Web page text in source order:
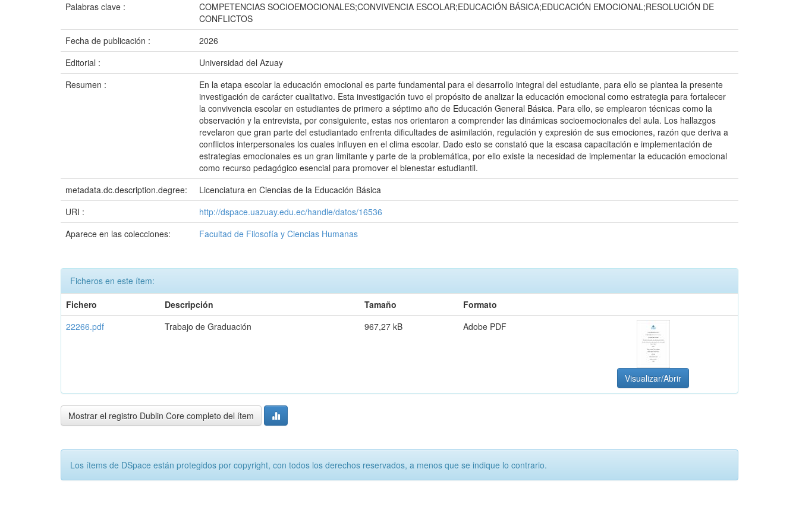
Palabras clave :
COMPETENCIAS SOCIOEMOCIONALES;CONVIVENCIA ESCOLAR;EDUCACIÓN BÁSICA;EDUCACIÓN EMOCIONAL;RESOLUCIÓN DE
CONFLICTOS
Fecha de publicación :
2026
Editorial :
Universidad del Azuay
Resumen :
En la etapa escolar la educación emocional es parte fundamental para el desarrollo integral del estudiante, para ello se plantea la presente
investigación de carácter cualitativo. Esta investigación tuvo el propósito de analizar la educación emocional como estrategia para fortalecer
la convivencia escolar en estudiantes de primero a séptimo año de Educación General Básica. Para ello, se emplearon técnicas como la
observación y la entrevista, por consiguiente, estas nos orientaron a comprender las dinámicas socioemocionales del aula. Los hallazgos
revelaron que gran parte del estudiantado enfrenta dificultades de asimilación, regulación y expresión de sus emociones, razón que deriva a
conflictos interpersonales los cuales influyen en el clima escolar. Dado esto se constató que la escasa capacitación e implementación de
estrategias emocionales es un gran limitante y parte de la problemática, por ello existe la necesidad de implementar la educación emocional
como recurso pedagógico esencial para promover el bienestar estudiantil.
metadata.dc.description.degree:
Licenciatura en Ciencias de la Educación Básica
URI :
http://dspace.uazuay.edu.ec/handle/datos/16536
Aparece en las colecciones:
Facultad de Filosofía y Ciencias Humanas
Ficheros en este ítem:
Fichero
Descripción Tamaño
Formato
22266.pdf
Trabajo de Graduación 967,27 kB Adobe PDF
Visualizar/Abrir
Mostrar el registro Dublin Core completo del ítem
Los ítems de DSpace están protegidos por copyright, con todos los derechos reservados, a menos que se indique lo contrario.